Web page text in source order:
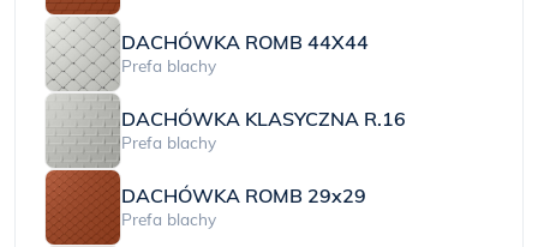
DACHÓWKA ROMB 44X44
Prefa blachy
DACHÓWKA KLASYCZNA R.16
Prefa blachy
DACHÓWKA ROMB 29x29
Prefa blachy